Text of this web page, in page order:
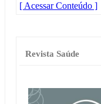
[ Acessar Conteúdo ]
Revista Saúde